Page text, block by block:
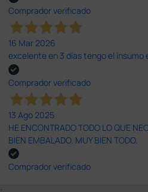
Comprador verificado
16 Mar 2026
excelente en 3 días tengo el insumo
Comprador verificado
13 Ago 2025
HE ENCONTRADO TODO LO QUE
BIEN EMBALADO. MUY BIEN TODO.
Comprador verificado